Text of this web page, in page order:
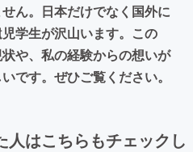
ん。日本だけでなく国外に
学生が沢山います。この
や、私の経験からの想いが
です。ぜひご覧ください。
人はこちらもチェックし